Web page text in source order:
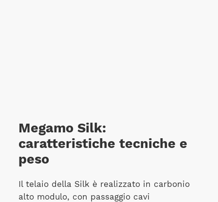
Megamo Silk:
caratteristiche tecniche e
peso
Il telaio della Silk è realizzato in carbonio
alto modulo, con passaggio cavi